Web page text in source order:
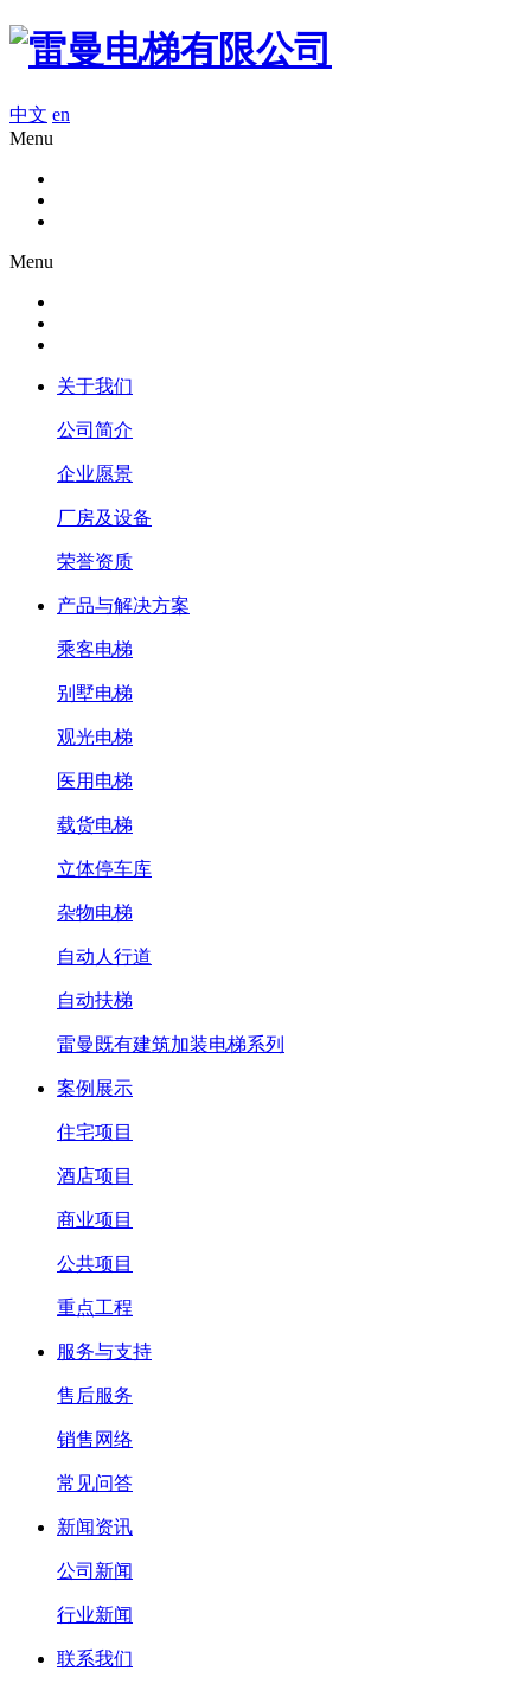
中文 en
Menu
Menu
关于我们
公司简介
企业愿景
厂房及设备
荣誉资质
产品与解决方案
乘客电梯
别墅电梯
观光电梯
医用电梯
载货电梯
立体停车库
杂物电梯
自动人行道
自动扶梯
雷曼既有建筑加装电梯系列
案例展示
住宅项目
酒店项目
商业项目
公共项目
重点工程
服务与支持
售后服务
销售网络
常见问答
新闻资讯
公司新闻
行业新闻
联系我们